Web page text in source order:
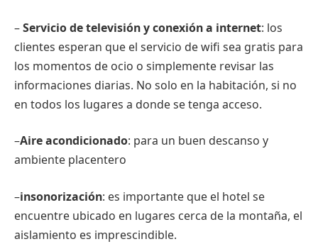
–Servicio de televisión y conexión a internet: los
clientes esperan que el servicio de wifi sea gratis para
los momentos de ocio o simplemente revisar las
informaciones diarias. No solo en la habitación, si no
en todos los lugares a donde se tenga acceso.
–Aire acondicionado: para un buen descanso y
ambiente placentero
–insonorización: es importante que el hotel se
encuentre ubicado en lugares cerca de la montaña, el
aislamiento es imprescindible.